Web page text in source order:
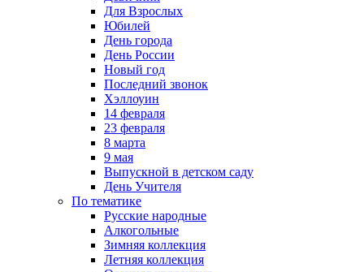
Для Взрослых
Юбилей
День города
День России
Новый год
Последний звонок
Хэллоуин
14 февраля
23 февраля
8 марта
9 мая
Выпускной в детском саду
День Учителя
По тематике
Русские народные
Алкогольные
Зимняя коллекция
Летняя коллекция